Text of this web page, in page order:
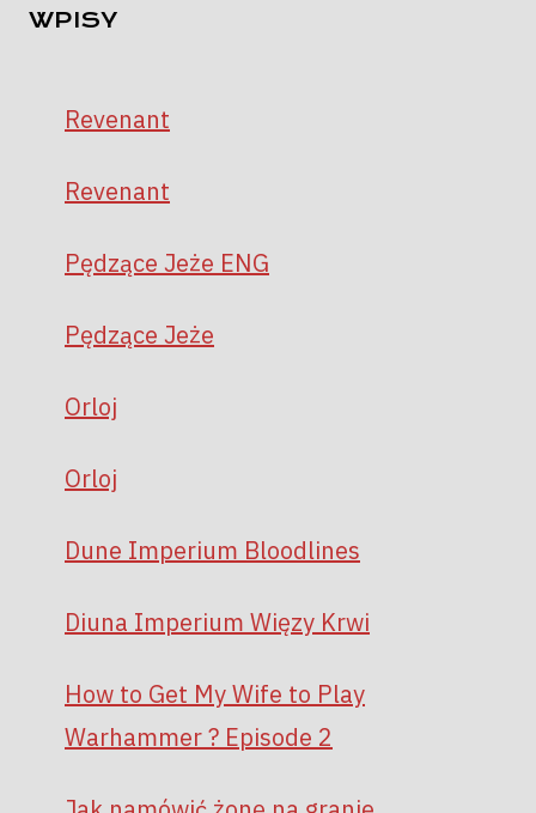
WPISY
Revenant
Revenant
Pędzące Jeże ENG
Pędzące Jeże
Orloj
Orloj
Dune Imperium Bloodlines
Diuna Imperium Więzy Krwi
How to Get My Wife to Play
Warhammer ? Episode 2